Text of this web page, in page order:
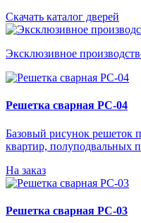
Скачать каталог дверей
Эксклюзивное
Решетка сварная РС-04
Базовый рисунок решеток
квартир, полуподвальных
На заказ
Решетка сварная РС-03